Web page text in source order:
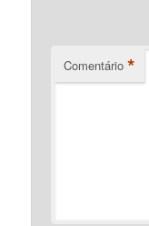
Comentário *